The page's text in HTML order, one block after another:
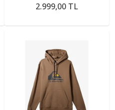
2.999,00 TL